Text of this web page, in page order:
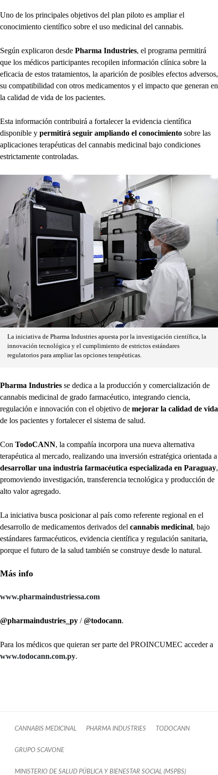
Uno de los principales objetivos del plan piloto es ampliar el
conocimiento científico sobre el uso medicinal del cannabis.
Según explicaron desde Pharma Industries, el programa permitirá
que los médicos participantes recopilen información clínica sobre la
eficacia de estos tratamientos, la aparición de posibles efectos adversos,
su compatibilidad con otros medicamentos y el impacto que generan en
la calidad de vida de los pacientes.
Esta información contribuirá a fortalecer la evidencia científica
disponible y permitirá seguir ampliando el conocimiento sobre las
aplicaciones terapéuticas del cannabis medicinal bajo condiciones
estrictamente controladas.
La iniciativa de Pharma Industries apuesta por la investigación científica, la
innovación tecnológica y el cumplimiento de estrictos estándares
regulatorios para ampliar las opciones terapéuticas.
Pharma Industries se dedica a la producción y comercialización de
cannabis medicinal de grado farmacéutico, integrando ciencia,
regulación e innovación con el objetivo de mejorar la calidad de vida
de los pacientes y fortalecer el sistema de salud.
Con TodoCANN, la compañía incorpora una nueva alternativa
terapéutica al mercado, realizando una inversión estratégica orientada a
desarrollar una industria farmacéutica especializada en Paraguay,
promoviendo investigación, transferencia tecnológica y producción de
alto valor agregado.
La iniciativa busca posicionar al país como referente regional en el
desarrollo de medicamentos derivados del cannabis medicinal, bajo
estándares farmacéuticos, evidencia científica y regulación sanitaria,
porque el futuro de la salud también se construye desde lo natural.
Más info
www.pharmaindustriessa.com
@pharmaindustries_py /@todocann.
Para los médicos que quieran ser parte del PROINCUMEC acceder a
www.todocann.com.py.
CANNABIS MEDICINAL PHARMA INDUSTRIES TODOCANN
GRUPO SCAVONE
MINISTERIO DE SALUD PÚBLICA Y BIENESTAR SOCIAL (MSPBS)